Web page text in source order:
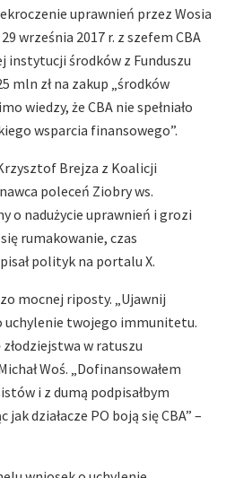
uprawnień przez Wosia
września 2017 r. z szefem CBA
instytucji środków z Funduszu
mln zł na zakup „środków
wiedzy, że CBA nie spełniało
wsparcia finansowego”.
Brejza z Koalicji
poleceń Ziobry ws.
o nadużycie uprawnień i grozi
rumakowanie, czas
polityk na portalu X.
mocnej riposty. „Ujawnij
uchylenie twojego immunitetu.
w ratuszu
Woś. „Dofinansowałem
i z dumą podpisałbym
działacze PO boją się CBA” –